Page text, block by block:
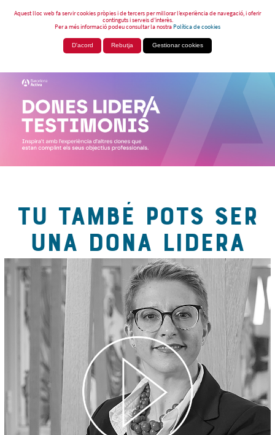
Aquest lloc web fa servir cookies pròpies i de tercers per millorar l’experiència de navegació, i oferir
continguts i serveis d’interès.
Per a més informació podeu consultar la nostraPolítica de cookies
D'acord Rebutja Gestionar cookies
TU TAMBÉ POTS SER
UNA DONA LIDERA